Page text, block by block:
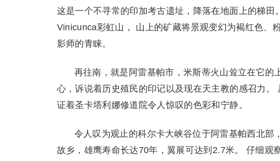
这是一个不寻常的印加考古遗址，降落在地面上的梯
Vinicunca彩虹山， 山上的矿藏将景观变幻为褐红色、
影师的青睐。
再往南，就是阿雷基帕市，米斯蒂火山耸立在它
心，诉说着历史殖民的印记以及现在天主教的感召力
证着圣卡塔利娜修道院令人惊叹的色彩和宁静。
令人叹为观止的科尔卡大峡谷位于阿雷基帕西北部
故乡，雄鹰寿命长达70年，翼展可达到2.7米。 仔细观